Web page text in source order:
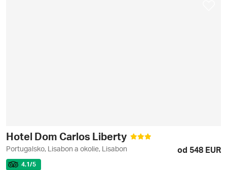
Hotel Dom Carlos Liberty
Portugalsko, Lisabon a okolie, Lisabon od 548 EUR
4.1/5